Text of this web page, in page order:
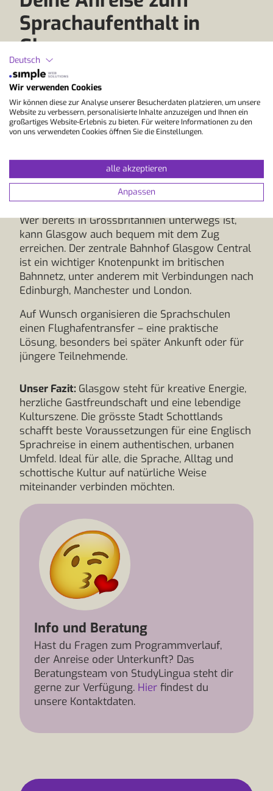
Sprachaufenthalt in
Glasgow
Die Anreise erfolgt in der Regel über den
internationalen Flughafen Glasgow (GLA), der
regelmässig aus vielen europäischen Städten
angeflogen wird. Vom Flughafen erreichst du
das Stadtzentrum bequem mit dem Airport-Bus
Alternativ bietet sich auch der kleinere
Flughafen Glasgow-Prestwick (PIK) an, der per
Bahn gut angebunden ist.
Wer bereits in Grossbritannien unterwegs ist,
kann Glasgow auch bequem mit dem Zug
erreichen. Der zentrale Bahnhof Glasgow Central
ist ein wichtiger Knotenpunkt im britischen
Bahnnetz, unter anderem mit Verbindungen nach
Edinburgh, Manchester und London.
Auf Wunsch organisieren die Sprachschulen
einen Flughafentransfer – eine praktische
Lösung, besonders bei später Ankunft oder für
jüngere Teilnehmende.
Unser Fazit: Glasgow steht für kreative Energie,
herzliche Gastfreundschaft und eine lebendige
Kulturszene. Die grösste Stadt Schottlands
schafft beste Voraussetzungen für eine Englisch
Sprachreise in einem authentischen, urbanen
Umfeld. Ideal für alle, die Sprache, Alltag und
schottische Kultur auf natürliche Weise
miteinander verbinden möchten.
Info und Beratung
Hast du Fragen zum Programmverlauf,
der Anreise oder Unterkunft? Das
Beratungsteam von StudyLingua steht dir
gerne zur Verfügung. Hier findest du
unsere Kontaktdaten.
Deutsch
Wir verwenden Cookies
Wir können diese zur Analyse unserer Besucherdaten platzieren, um unsere
Website zu verbessern, personalisierte Inhalte anzuzeigen und Ihnen ein
großartiges Website-Erlebnis zu bieten. Für weitere Informationen zu den
von uns verwendeten Cookies öffnen Sie die Einstellungen.
alle akzeptieren
Anpassen